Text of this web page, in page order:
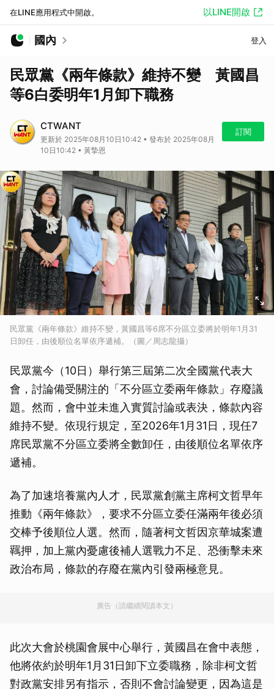
在LINE應用程式中開啟。 以LINE開啟
國內 登入
民眾黨《兩年條款》維持不變 黃國昌
等6白委明年1月卸下職務
CTWANT
更新於 2025年08月10日10:42 • 發布於 2025年08月
10日10:42 • 黃摯恩
訂閱
民眾黨《兩年條款》維持不變，黃國昌等6席不分區立委將於明年1月31
日卸任，由後順位名單依序遞補。（圖／周志龍攝）
民眾黨今（10日）舉行第三屆第二次全國黨代表大
會，討論備受關注的「不分區立委兩年條款」存廢議
題。然而，會中並未進入實質討論或表決，條款內容
維持不變。依現行規定，至2026年1月31日，現任7
席民眾黨不分區立委將全數卸任，由後順位名單依序
遞補。
為了加速培養黨內人才，民眾黨創黨主席柯文哲早年
推動《兩年條款》，要求不分區立委任滿兩年後必須
交棒予後順位人選。然而，隨著柯文哲因京華城案遭
羈押，加上黨內憂慮後補人選戰力不足、恐衝擊未來
政治布局，條款的存廢在黨內引發兩極意見。
廣告（請繼續閱讀本文）
此次大會於桃園會展中心舉行，黃國昌在會中表態，
他將依約於明年1月31日卸下立委職務，除非柯文哲
對政黨安排另有指示，否則不會討論變更，因為這是